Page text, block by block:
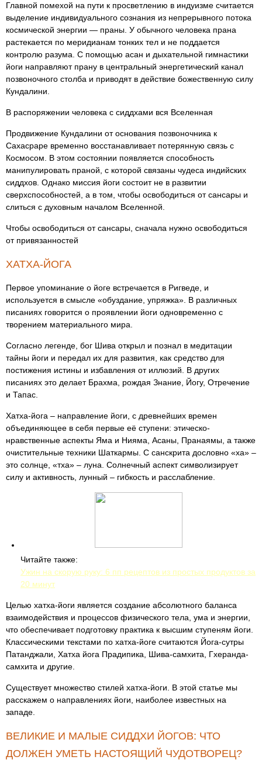
Главной помехой на пути к просветлению в индуизме считается
выделение индивидуального сознания из непрерывного потока
космической энергии ― праны. У обычного человека прана
растекается по меридианам тонких тел и не поддается
контролю разума. С помощью асан и дыхательной гимнастики
йоги направляют прану в центральный энергетический канал
позвоночного столба и приводят в действие божественную силу
Кундалини.
В распоряжении человека с сиддхами вся Вселенная
Продвижение Кундалини от основания позвоночника к
Сахасраре временно восстанавливает потерянную связь с
Космосом. В этом состоянии появляется способность
манипулировать праной, с которой связаны чудеса индийских
сиддхов. Однако миссия йоги состоит не в развитии
сверхспособностей, а в том, чтобы освободиться от сансары и
слиться с духовным началом Вселенной.
Чтобы освободиться от сансары, сначала нужно освободиться
от привязанностей
ХАТХА-ЙОГА
Первое упоминание о йоге встречается в Ригведе, и
используется в смысле «обуздание, упряжка». В различных
писаниях говорится о проявлении йоги одновременно с
творением материального мира.
Согласно легенде, бог Шива открыл и познал в медитации
тайны йоги и передал их для развития, как средство для
постижения истины и избавления от иллюзий. В других
писаниях это делает Брахма, рождая Знание, Йогу, Отречение
и Тапас.
Хатха-йога – направление йоги, с древнейших времен
объединяющее в себя первые её ступени: этическо-
нравственные аспекты Яма и Нияма, Асаны, Пранаямы, а также
очистительные техники Шаткармы. С санскрита дословно «ха» –
это солнце, «тха» – луна. Cолнечный аспект символизирует
силу и активность, лунный – гибкость и расслабление.
Читайте также:
Ужин на скорую руку: 6 пп рецептов из простых продуктов за
20 минут
Целью хатха-йоги является создание абсолютного баланса
взаимодействия и процессов физического тела, ума и энергии,
что обеспечивает подготовку практика к высшим ступеням йоги.
Классическими текстами по хатха-йоге считаются Йога-сутры
Патанджали, Хатха йога Прадипика, Шива-самхита, Гхеранда-
самхита и другие.
Существует множество стилей хатха-йоги. В этой статье мы
расскажем о направлениях йоги, наиболее известных на
западе.
ВЕЛИКИЕ И МАЛЫЕ СИДДХИ ЙОГОВ: ЧТО
ДОЛЖЕН УМЕТЬ НАСТОЯЩИЙ ЧУДОТВОРЕЦ?